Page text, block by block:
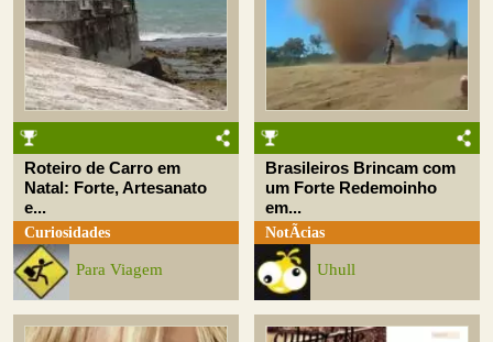
Roteiro de Carro em
Natal: Forte, Artesanato
e...
Curiosidades
Para Viagem
Brasileiros Brincam com
um Forte Redemoinho
em...
NotÃ­cias
Uhull